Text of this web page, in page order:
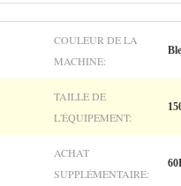
COULEUR DE LA
MACHINE:
TAILLE DE
L'ÉQUIPEMENT:
ACHAT
SUPPLÉMENTAIRE: